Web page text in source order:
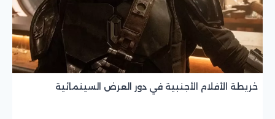
خريطة الأفلام الأجنبية في دور العرض السينمائية